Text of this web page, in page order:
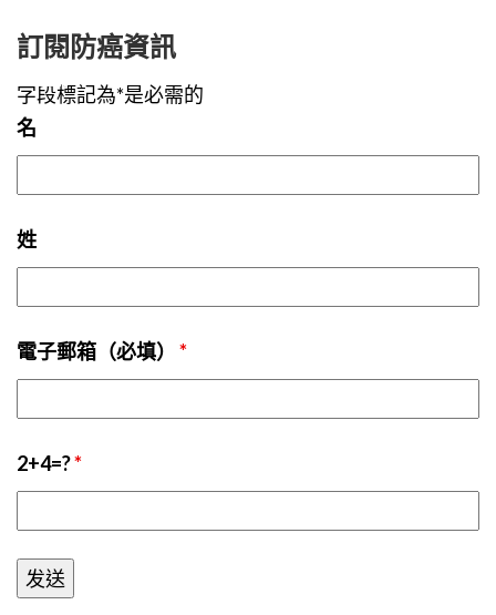
訂閱防癌資訊
字段標記為*是必需的
名
姓
電子郵箱（必填） *
2+4=?*